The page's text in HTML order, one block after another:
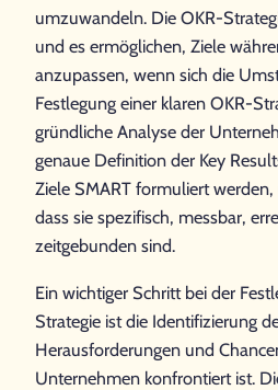
umzuwandeln. Die OKR-
und es ermöglichen, Ziele
anzupassen, wenn sich die
Festlegung einer klaren OKR-
gründliche Analyse der
genaue Definition der Key
Ziele SMART formuliert
dass sie spezifisch, messbar,
zeitgebunden sind.
Ein wichtiger Schritt bei der
Strategie ist die Identifizierung
Herausforderungen und
Unternehmen konfrontiert ist.